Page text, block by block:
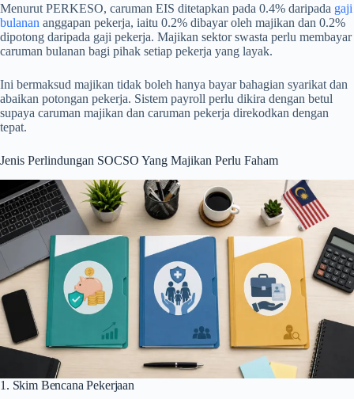
Menurut PERKESO, caruman EIS ditetapkan pada 0.4% daripada gaji
bulanan anggapan pekerja, iaitu 0.2% dibayar oleh majikan dan 0.2%
dipotong daripada gaji pekerja. Majikan sektor swasta perlu membayar
caruman bulanan bagi pihak setiap pekerja yang layak.
Ini bermaksud majikan tidak boleh hanya bayar bahagian syarikat dan
abaikan potongan pekerja. Sistem payroll perlu dikira dengan betul
supaya caruman majikan dan caruman pekerja direkodkan dengan
tepat.
Jenis Perlindungan SOCSO Yang Majikan Perlu Faham
1. Skim Bencana Pekerjaan